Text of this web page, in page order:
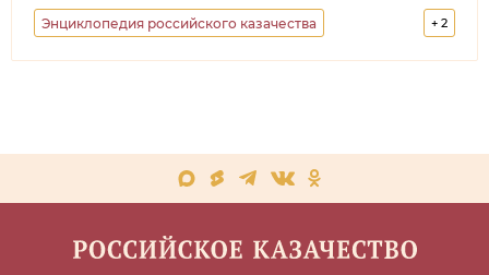
+ 2
Энциклопедия российского казачества
Кемеровская область Новосибирская область